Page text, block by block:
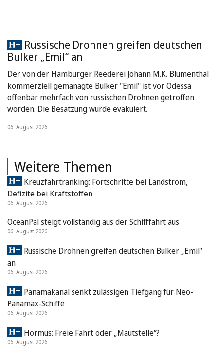
Russische Drohnen greifen deutschen
Bulker „Emil“ an
Der von der Hamburger Reederei Johann M.K. Blumenthal
kommerziell gemanagte Bulker "Emil" ist vor Odessa
offenbar mehrfach von russischen Drohnen getroffen
worden. Die Besatzung wurde evakuiert.
06. August 2026
Weitere Themen
Kreuzfahrtranking: Fortschritte bei Landstrom,
Defizite bei Kraftstoffen
06. August 2026
OceanPal steigt vollständig aus der Schifffahrt aus
06. August 2026
Russische Drohnen greifen deutschen Bulker „Emil“
an
06. August 2026
Panamakanal senkt zulässigen Tiefgang für Neo-
Panamax-Schiffe
06. August 2026
Hormus: Freie Fahrt oder „Mautstelle“?
06. August 2026